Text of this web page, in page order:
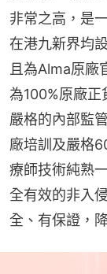
非常之高，是
在港九新界均
且為Alma原廠
為100%原廠正
嚴格的內部監
廠培訓及嚴格
療師技術純熟
全有效的非入
全、有保證，